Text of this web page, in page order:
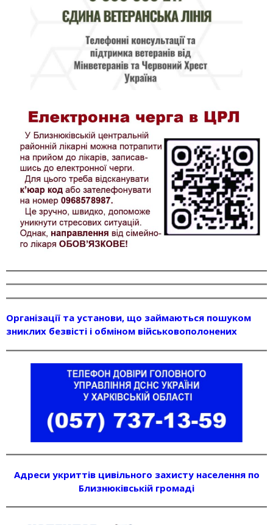
Організації та установи, що займаються пошуком
зниклих безвісті і обміном військовополонених
Адреси укриттів цивільного захисту населення по
Близнюківській громаді